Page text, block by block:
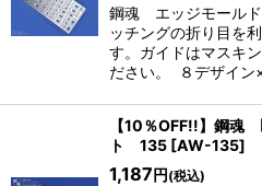
鋼魂 エッジモールド
ッチングの折り目を
す。ガイドはマスキ
ださい。 ８デザイ
【10％OFF!!】鋼魂
ト 135 [AW-135]
1,187 円 (税込)